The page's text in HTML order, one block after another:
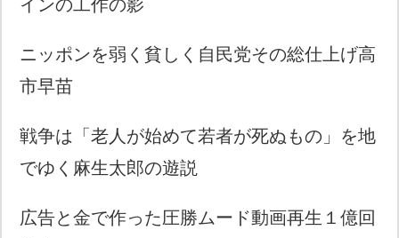
インの工作の影
ニッポンを弱く貧しく自民党その総仕上げ高
市早苗
戦争は「老人が始めて若者が死ぬもの」を地
でゆく麻生太郎の遊説
広告と金で作った圧勝ムード動画再生１億回